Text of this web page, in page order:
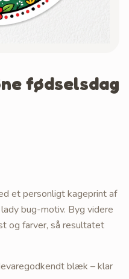
fødselsdag
et personligt kageprint af
bug-motiv. Byg videre
og farver, så resultatet
blæk – klar